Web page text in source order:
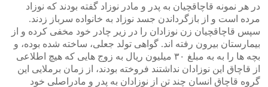
در هر نمونه قاچاقچیان به پدر و مادر نوزاد گفته بودند که نوزاد
مرده است و از بازگرداندن جسد نوزاد به خانواده سرباز زدند.
سپس قاچاقچیان زن نوزادان را در زیر چادر خود مخفی کرده و از
بیمارستان بیرون رفته اند. گواهی تولد جعلی، ساخته شده بوده، و
بچه ها را به به مبلغ ۳۰ میلیون ریال به زوج هایی که هیچ اطلاعی
از قاچاق این نوزادان نداشتند فروخته بودند، از زمان برملایی این
گروه قاچاق انسان چند تن از نوزادان به پدر و مادراصلی خود